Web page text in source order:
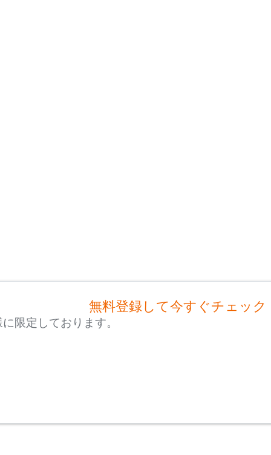
無料登録して今すぐチェック
限定しております。